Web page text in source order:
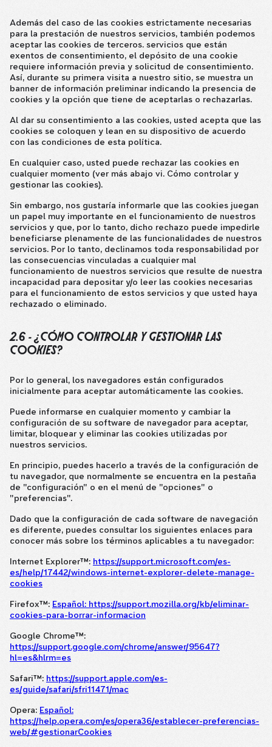
Además del caso de las cookies estrictamente necesarias
para la prestación de nuestros servicios, también podemos
aceptar las cookies de terceros. servicios que están
exentos de consentimiento, el depósito de una cookie
requiere información previa y solicitud de consentimiento.
Así, durante su primera visita a nuestro sitio, se muestra un
banner de información preliminar indicando la presencia de
cookies y la opción que tiene de aceptarlas o rechazarlas.
Al dar su consentimiento a las cookies, usted acepta que las
cookies se coloquen y lean en su dispositivo de acuerdo
con las condiciones de esta política.
En cualquier caso, usted puede rechazar las cookies en
cualquier momento (ver más abajo vi. Cómo controlar y
gestionar las cookies).
Sin embargo, nos gustaría informarle que las cookies juegan
un papel muy importante en el funcionamiento de nuestros
servicios y que, por lo tanto, dicho rechazo puede impedirle
beneficiarse plenamente de las funcionalidades de nuestros
servicios. Por lo tanto, declinamos toda responsabilidad por
las consecuencias vinculadas a cualquier mal
funcionamiento de nuestros servicios que resulte de nuestra
incapacidad para depositar y/o leer las cookies necesarias
para el funcionamiento de estos servicios y que usted haya
rechazado o eliminado.
2.6 - ¿CÓMO CONTROLAR Y GESTIONAR LAS
COOKIES?
Por lo general, los navegadores están configurados
inicialmente para aceptar automáticamente las cookies.
Puede informarse en cualquier momento y cambiar la
configuración de su software de navegador para aceptar,
limitar, bloquear y eliminar las cookies utilizadas por
nuestros servicios.
En principio, puedes hacerlo a través de la configuración de
tu navegador, que normalmente se encuentra en la pestaña
de "configuración" o en el menú de "opciones" o
"preferencias".
Dado que la configuración de cada software de navegación
es diferente, puedes consultar los siguientes enlaces para
conocer más sobre los términos aplicables a tu navegador:
Internet Explorer™: https://support.microsoft.com/es-
es/help/17442/windows-internet-explorer-delete-manage-
cookies
Firefox™: Español: https://support.mozilla.org/kb/eliminar-
cookies-para-borrar-informacion
Google Chrome™:
https://support.google.com/chrome/answer/95647?
hl=es&hlrm=es
Safari™: https://support.apple.com/es-
es/guide/safari/sfri11471/mac
Opera: Español:
https://help.opera.com/es/opera36/establecer-preferencias-
web/#gestionarCookies